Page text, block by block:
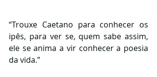
“Trouxe Caetano para conhecer os
ipês, para ver se, quem sabe assim,
ele se anima a vir conhecer a poesia
da vida.”